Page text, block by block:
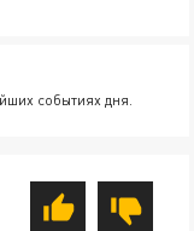
событиях дня.